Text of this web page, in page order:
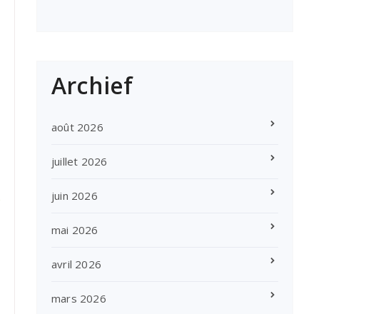
Archief
août 2026
juillet 2026
juin 2026
mai 2026
avril 2026
mars 2026